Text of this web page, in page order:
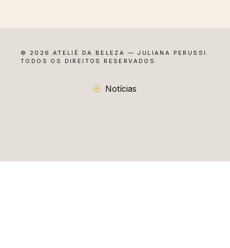
© 2026 ATELIÊ DA BELEZA — JULIANA PERUSSI.
TODOS OS DIREITOS RESERVADOS.
Notícias